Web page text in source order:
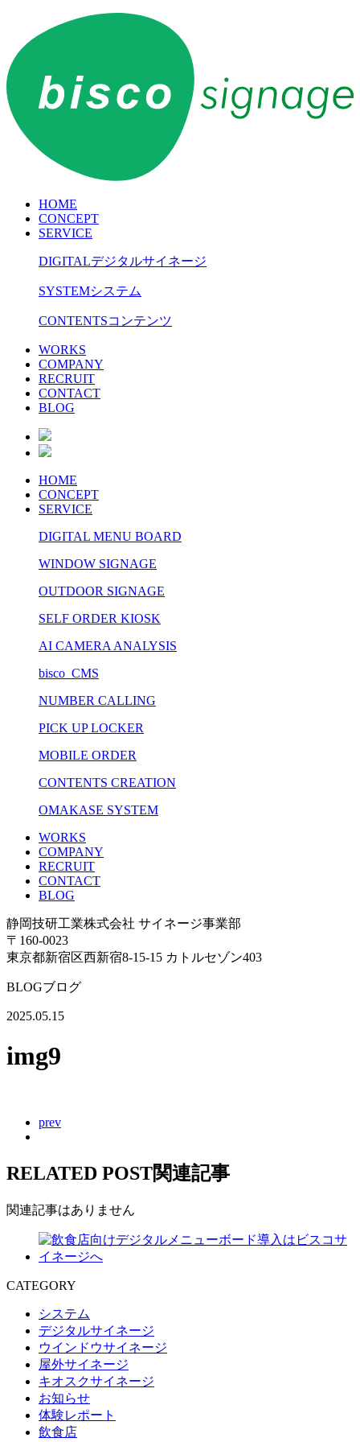
HOME
CONCEPT
SERVICE
DIGITALデジタルサイネージ
SYSTEMシステム
CONTENTSコンテンツ
WORKS
COMPANY
RECRUIT
CONTACT
BLOG
HOME
CONCEPT
SERVICE
DIGITAL MENU BOARD
WINDOW SIGNAGE
OUTDOOR SIGNAGE
SELF ORDER KIOSK
AI CAMERA ANALYSIS
bisco CMS
NUMBER CALLING
PICK UP LOCKER
MOBILE ORDER
CONTENTS CREATION
OMAKASE SYSTEM
WORKS
COMPANY
RECRUIT
CONTACT
BLOG
静岡技研工業株式会社 サイネージ事業部
〒160-0023
東京都新宿区西新宿8-15-15 カトルセゾン403
BLOGブログ
2025.05.15
img9
prev
RELATED POST関連記事
関連記事はありません
CATEGORY
システム
デジタルサイネージ
ウインドウサイネージ
屋外サイネージ
キオスクサイネージ
お知らせ
体験レポート
飲食店